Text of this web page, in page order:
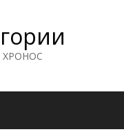
ХРОНОС